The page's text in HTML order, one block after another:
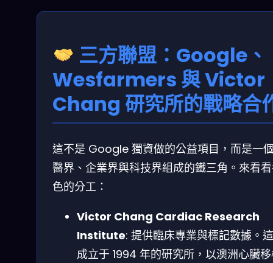
三方聯盟：Google、
Wesfarmers 與 Victor
Chang 研究所的戰略合
這不是 Google 獨資做的公益項目，而是一
醫界、企業界與科技界組成的鐵三角。來看
色的分工：
Victor Chang Cardiac Research
Institute: 提供臨床專業與標記數據。
成立于 1994 年的研究所，以澳洲心臟